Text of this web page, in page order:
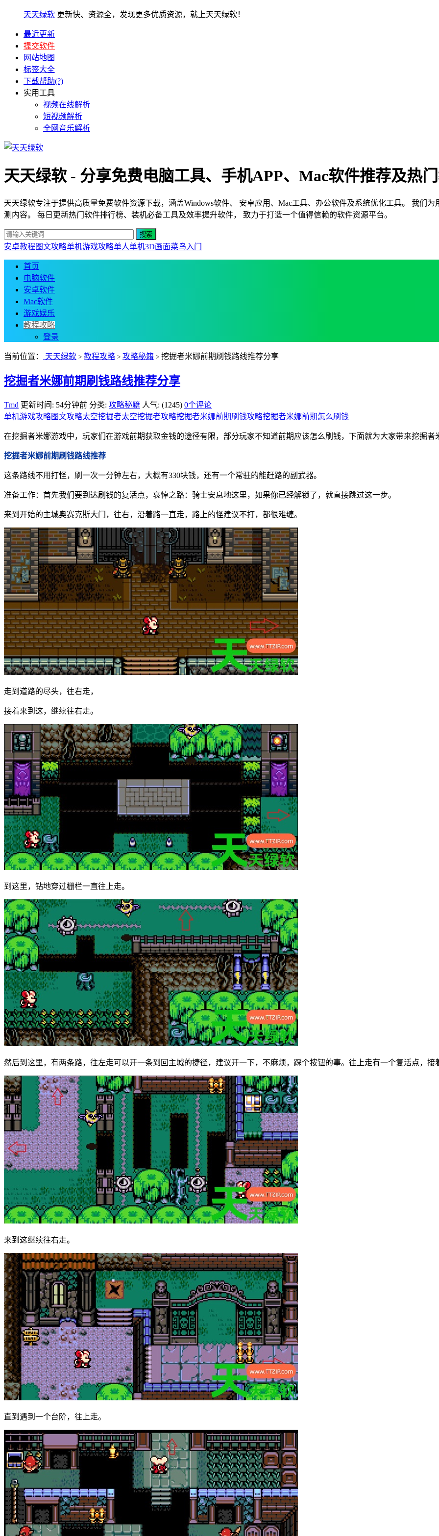
天天绿软 更新快、资源全，发现更多优质资源，就上天天绿软！
最近更新
提交软件
网站地图
标签大全
下载帮助(?)
实用工具
视频在线解析
短视频解析
全网音乐解析
天天绿软 - 分享免费电脑工具、手机APP、Mac软件推荐及热
天天绿软专注于提供高质量免费软件资源下载，涵盖Windows软件、 安卓应用、Mac工具、办公软件及系统优化工具。 我们
测内容。 每日更新热门软件排行榜、装机必备工具及效率提升软件， 致力于打造一个值得信赖的软件资源平台。
安卓教程 图文攻略单机游戏攻略单人单机3D画面菜鸟入门
首页
电脑软件
安卓软件
Mac软件
游戏娱乐
教程攻略
登录
当前位置： 天天绿软 > 教程攻略 > 攻略秘籍 > 挖掘者米娜前期刷钱路线推荐分享
挖掘者米娜前期刷钱路线推荐分享
Tmd 更新时间: 54分钟前 分类: 攻略秘籍 人气: (1245) 0个评论
单机游戏攻略图文攻略太空挖掘者太空挖掘者攻略挖掘者米娜前期刷钱攻略挖掘者米娜前期怎么刷钱
在挖掘者米娜游戏中，玩家们在游戏前期获取金钱的途径有限，部分玩家不知道前期应该怎么刷钱，下面就为大家带来挖掘者
挖掘者米娜前期刷钱路线推荐
这条路线不用打怪，刷一次一分钟左右，大概有330块钱，还有一个常驻的能赶路的副武器。
准备工作：首先我们要到达刷钱的复活点，哀悼之路：骑士安息地这里，如果你已经解锁了，就直接跳过这一步。
来到开始的主城奥赛克斯大门，往右，沿着路一直走，路上的怪建议不打，都很难缠。
走到道路的尽头，往右走，
接着来到这，继续往右走。
到这里，钻地穿过栅栏一直往上走。
然后到这里，有两条路，往左走可以开一条到回主城的捷径，建议开一下，不麻烦，踩个按钮的事。往上走有一个复活点，接
来到这继续往右走。
直到遇到一个台阶，往上走。